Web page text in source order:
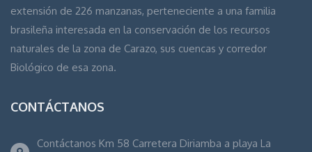
extensión de 226 manzanas, perteneciente a una familia
brasileña interesada en la conservación de los recursos
naturales de la zona de Carazo, sus cuencas y corredor
Biológico de esa zona.
CONTÁCTANOS
Contáctanos Km 58 Carretera Diriamba a playa La